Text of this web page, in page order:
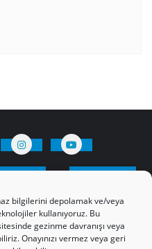
bilgilerini depolamak ve/veya
kullanıyoruz. Bu
gezinme davranışı veya
Onayınızı vermez veya geri
Bize Yazın
Online Kutsal Kitap
Dersleri
– Canlı İzleyin